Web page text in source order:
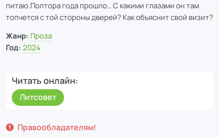
питаю.Полтора года прошло… С какими глазами он там
топчется с той стороны дверей? Как объяснит свой визит?
Жанр: Проза
Год: 2024
Читать онлайн
Литсовет
Правообладателям!